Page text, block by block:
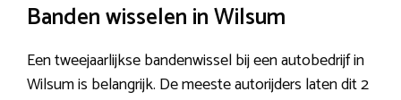
Banden wisselen in Wilsum
Een tweejaarlijkse bandenwissel bij een autobedrijf in
Wilsum is belangrijk. De meeste autorijders laten dit 2